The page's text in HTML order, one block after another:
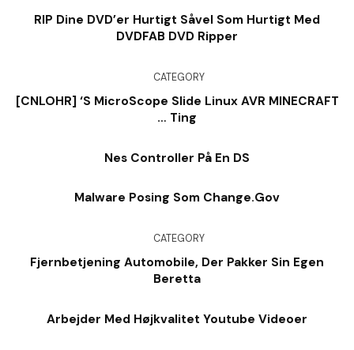
RIP Dine DVD’er Hurtigt Såvel Som Hurtigt Med
DVDFAB DVD Ripper
CATEGORY
[CNLOHR] ‘s MicroScope Slide Linux AVR MINECRAFT
… Ting
Nes Controller På En DS
Malware Posing Som Change.Gov
CATEGORY
Fjernbetjening Automobile, Der Pakker Sin Egen
Beretta
Arbejder Med Højkvalitet Youtube Videoer